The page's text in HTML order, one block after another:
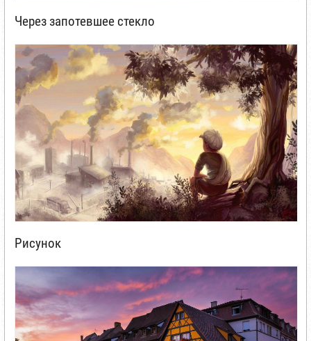
Через запотевшее стекло
Рисунок